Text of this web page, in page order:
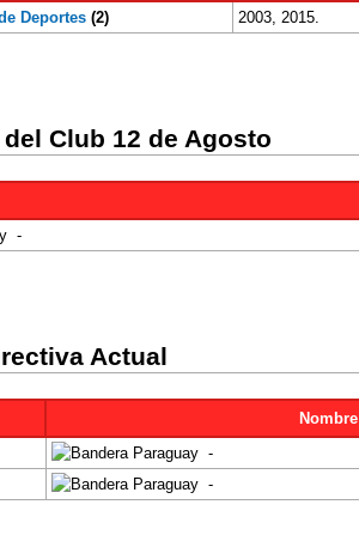
Deportes (2) 2003, 2015.
Club 12 de Agosto
-
Actual
Nombre
-
-